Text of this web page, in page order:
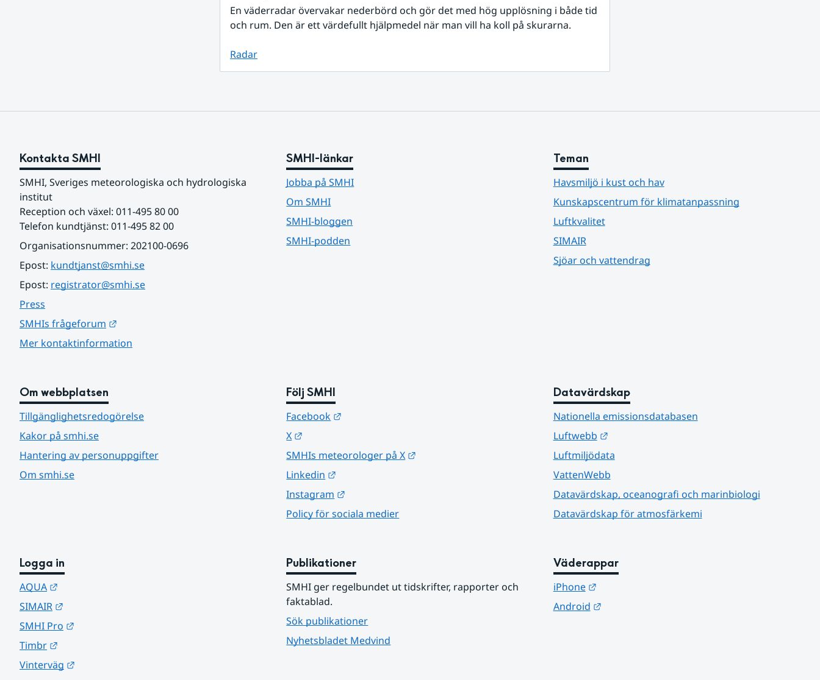
En väderradar övervakar nederbörd och gör det med hög upplösning i både tid
och rum. Den är ett värdefullt hjälpmedel när man vill ha koll på skurarna.
Radar
Kontakta SMHI
SMHI, Sveriges meteorologiska och hydrologiska
institut
Reception och växel: 011-495 80 00
Telefon kundtjänst: 011-495 82 00
Organisationsnummer: 202100-0696
Epost: kundtjanst@smhi.se
Epost: registrator@smhi.se
Press
SMHIs frågeforum
Mer kontaktinformation
SMHI-länkar
Jobba på SMHI
Om SMHI
SMHI-bloggen
SMHI-podden
Teman
Havsmiljö i kust och hav
Kunskapscentrum för klimatanpassning
Luftkvalitet
SIMAIR
Sjöar och vattendrag
Om webbplatsen
Tillgänglighetsredogörelse
Kakor på smhi.se
Hantering av personuppgifter
Om smhi.se
Följ SMHI
Facebook
X
SMHIs meteorologer på X
Linkedin
Instagram
Policy för sociala medier
Datavärdskap
Nationella emissionsdatabasen
Luftwebb
Länk till annan webbplats.
Luftmiljödata
VattenWebb
Datavärdskap, oceanografi och marinbiologi
Datavärdskap för atmosfärkemi
Logga in
AQUA
SIMAIR
SMHI Pro
Timbr
Vinterväg
Publikationer
SMHI ger regelbundet ut tidskrifter, rapporter och
faktablad.
Sök publikationer
Nyhetsbladet Medvind
Väderappar
iPhone
Länk till annan webbplats.
Android
Länk till annan webbplats.